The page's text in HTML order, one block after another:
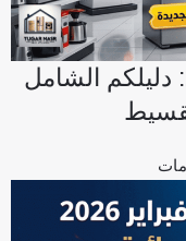
مجلة عروض رنين مايو 2026: دليلكم الشامل